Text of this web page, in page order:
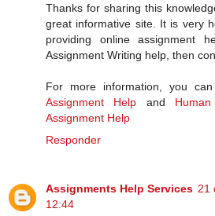
Thanks for sharing this
great informative site. It is very
providing online assignment
Assignment Writing help, then
For more information, you
Assignment Help and
Assignment Help
Responder
Assignments Help Services 21
12:44